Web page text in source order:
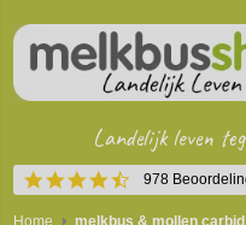
4.4
star
rating
978
Landelijk leven
Home melkbus & mollen